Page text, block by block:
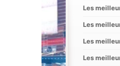
Les
Les
Les
Les